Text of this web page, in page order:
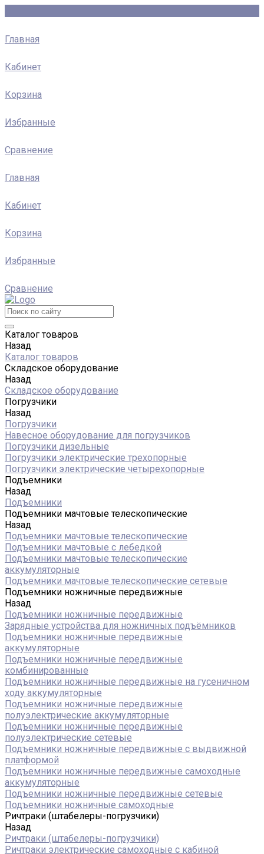
Главная
Кабинет
Корзина
Избранные
Сравнение
Главная
Кабинет
Корзина
Избранные
Сравнение
Каталог товаров
Назад
Каталог товаров
Складское оборудование
Назад
Складское оборудование
Погрузчики
Назад
Погрузчики
Навесное оборудование для погрузчиков
Погрузчики дизельные
Погрузчики электрические трехопорные
Погрузчики электрические четырехопорные
Подъемники
Назад
Подъемники
Подъемники мачтовые телескопические
Назад
Подъемники мачтовые телескопические
Подъемники мачтовые с лебедкой
Подъемники мачтовые телескопические
аккумуляторные
Подъемники мачтовые телескопические сетевые
Подъемники ножничные передвижные
Назад
Подъемники ножничные передвижные
Зарядные устройства для ножничных подъёмников
Подъемники ножничные передвижные
аккумуляторные
Подъемники ножничные передвижные
комбинированные
Подъемники ножничные передвижные на гусеничном
ходу аккумуляторные
Подъемники ножничные передвижные
полуэлектрические аккумуляторные
Подъемники ножничные передвижные
полуэлектрические сетевые
Подъемники ножничные передвижные с выдвижной
платформой
Подъемники ножничные передвижные самоходные
аккумуляторные
Подъемники ножничные передвижные сетевые
Подъемники ножничные самоходные
Ричтраки (штабелеры-погрузчики)
Назад
Ричтраки (штабелеры-погрузчики)
Ричтраки электрические самоходные с кабиной